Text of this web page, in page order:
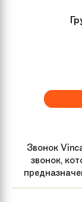
Звонок
звонок,